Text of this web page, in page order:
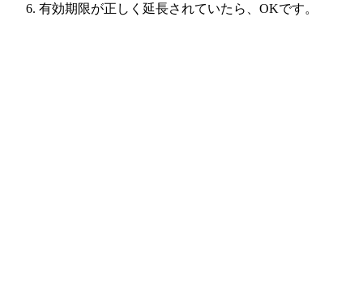
有効期限が正しく延長されていたら、OKです。